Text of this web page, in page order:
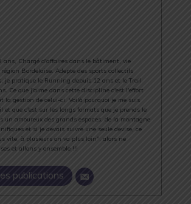
ans, Chargé d'affaires dans le bâtiment, vie
Bordelaise. Adepte des sports collectifs
je pratique le Running depuis 12 ans et le Trail
Ce que j'aime dans cette discipline c'est l'effort
la gestion de celui-ci. Voilà pourquoi je me suis
et que c'est sur les longs formats que je prends le
un amoureux des grands espaces, de la montagne
et si je devais suivre une seule devise, ce
vite, à plusieurs on va plus loin", alors ne
et allons y ensemble !!!
publications